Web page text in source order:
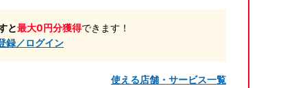
と最大0円分獲得できます！
録／ログイン
使える店舗・サービス一覧